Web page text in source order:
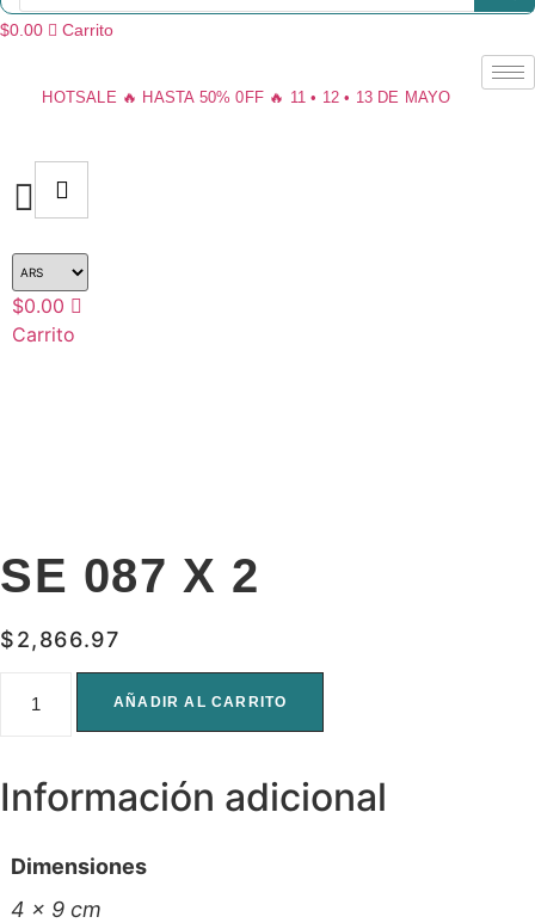
productos
$0.00 Carrito
HOTSALE 🔥 HASTA 50% 0FF 🔥 11 • 12 • 13 DE MAYO
$0.00
Carrito
SE 087 X 2
$2,866.97
087
AÑADIR AL CARRITO
Información adicional
Dimensiones
4 × 9 cm